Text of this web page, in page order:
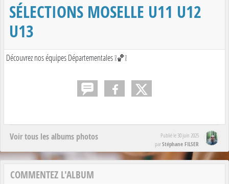
SÉLECTIONS MOSELLE U11 U12
U13
Découvrez nos équipes Départementales ❕🏀❕
Voir tous les albums photos Publié le30 juin 2025
parStéphane FILSER
COMMENTEZ L'ALBUM